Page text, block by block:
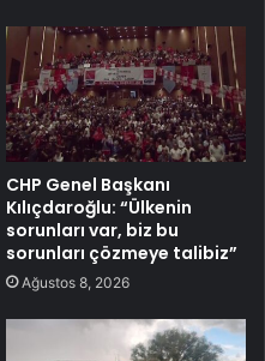
CHP Genel Başkanı
Kılıçdaroğlu: “Ülkenin
sorunları var, biz bu
sorunları çözmeye talibiz”
Ağustos 8, 2026